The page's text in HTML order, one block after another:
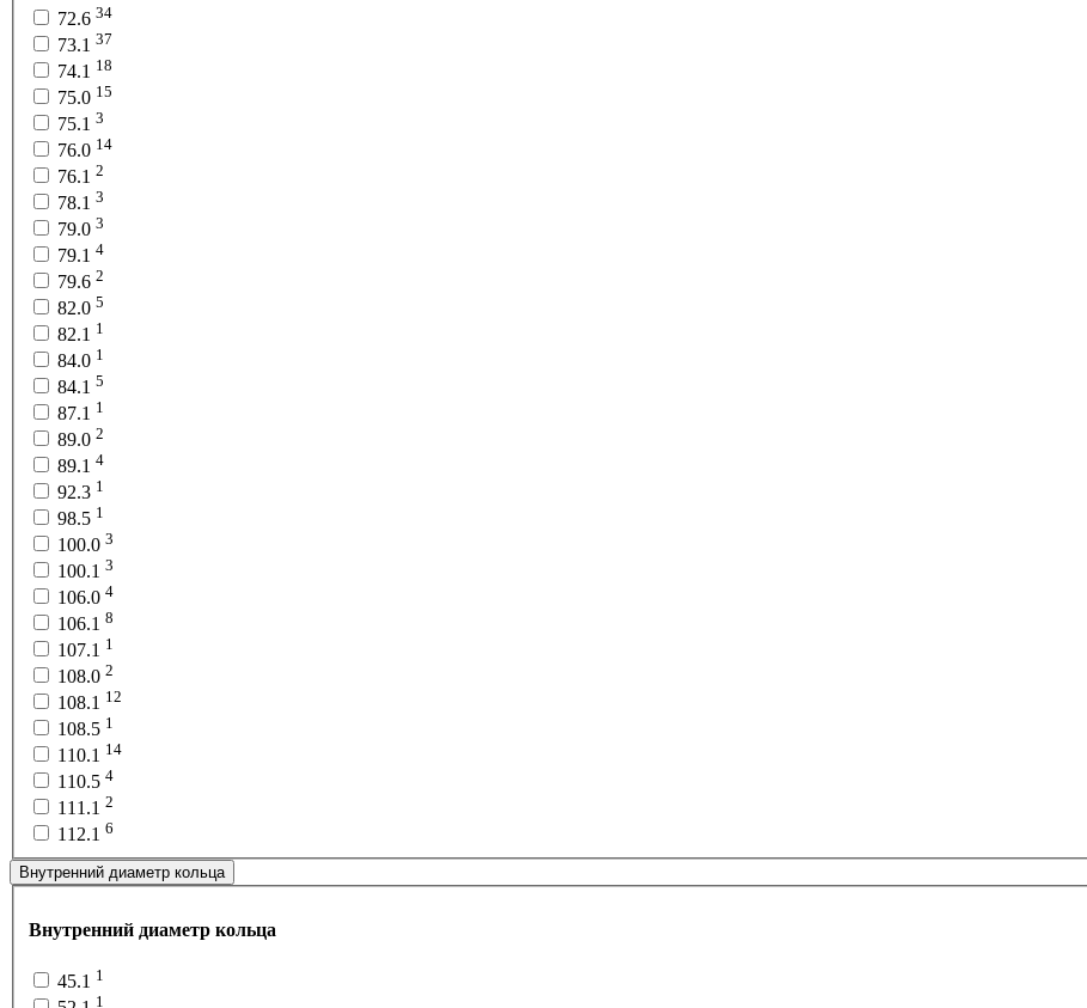
72.6 34
73.1 37
74.1 18
75.0 15
75.1 3
76.0 14
76.1 2
78.1 3
79.0 3
79.1 4
79.6 2
82.0 5
82.1 1
84.0 1
84.1 5
87.1 1
89.0 2
89.1 4
92.3 1
98.5 1
100.0 3
100.1 3
106.0 4
106.1 8
107.1 1
108.0 2
108.1 12
108.5 1
110.1 14
110.5 4
111.1 2
112.1 6
Внутренний диаметр кольца
Внутренний диаметр кольца
45.1 1
1